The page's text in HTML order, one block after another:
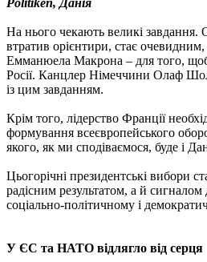
На нього чекають великі завдання.
втратив орієнтири, стає
Емманюела Макрона – для того,
Росії. Канцлер Німеччини Олаф
із цим завданням.
Крім того, лідерство Франції
формування всеєвропейського
якого, як ми сподіваємося, буде і
Цьогорічні президентські вибори
радісним результатом, а й
соціально-політичному і
У ЄС та НАТО відлягло від серця